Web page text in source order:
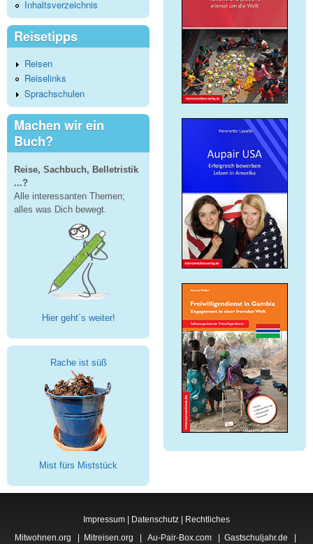
Inhaltsverzeichnis
Reisetipps
Reisen
Reiselinks
Sprachschulen
Machen wir ein
Buch?
Reise, Sachbuch, Belletristik
...?
Alle interessanten Themen;
alles was Dich bewegt.
Hier geht´s weiter!
Rache ist süß
Mist fürs Miststück
Impressum | Datenschutz | Rechtliches
Mitwohnen.org
Mitreisen.org Au-Pair-Box.com Gastschuljahr.de